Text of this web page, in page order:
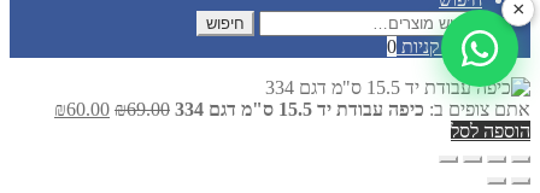
חיפוש
עבור:
חיפוש
עגלת קניות 0
אתם צופים ב: כיפה עבודת יד 15.5 ס"מ דגם 334 ₪69.00
המחיר₪60.00
הוספה לסל
×